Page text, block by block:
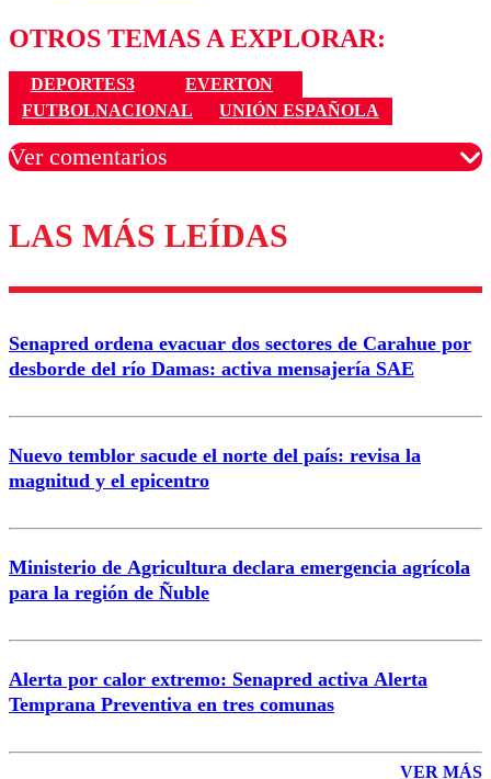
OTROS TEMAS A EXPLORAR:
DEPORTES3
EVERTON
FUTBOLNACIONAL
UNIÓN ESPAÑOLA
Ver comentarios
Los comentarios son moderados para garantizar un
diálogo respetuoso.
Nombre
Correo
LAS MÁS LEÍDAS
Senapred ordena evacuar dos sectores de Carahue por
desborde del río Damas: activa mensajería SAE
Nuevo temblor sacude el norte del país: revisa la
magnitud y el epicentro
Ministerio de Agricultura declara emergencia agrícola
para la región de Ñuble
Alerta por calor extremo: Senapred activa Alerta
Temprana Preventiva en tres comunas
VER MÁS